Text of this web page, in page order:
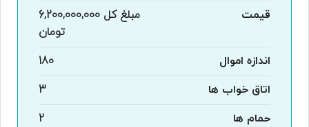
قیمت
مبلغ کل 6,200,000,000
تومان
اندازه اموال
180
اتاق خواب ها
3
حمام ها
2